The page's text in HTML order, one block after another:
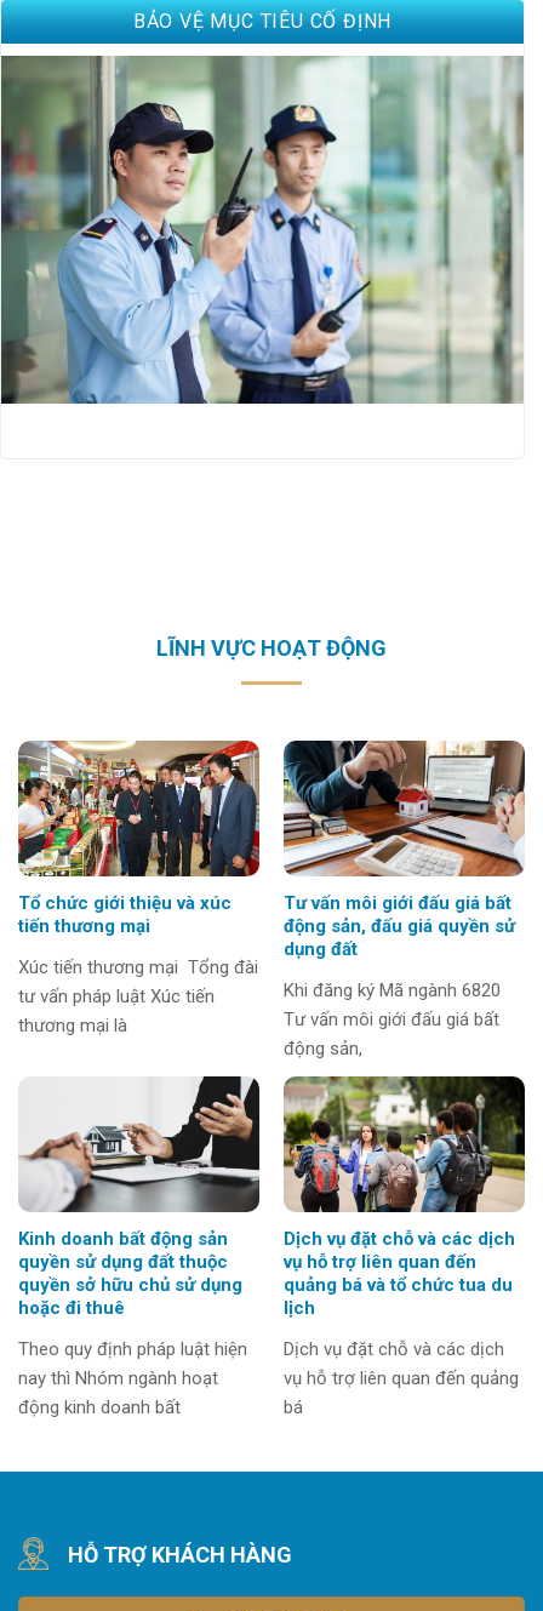
BẢO VỆ MỤC TIÊU CỐ ĐỊNH
LĨNH VỰC HOẠT ĐỘNG
Tổ chức giới thiệu và xúc
tiến thương mại
Xúc tiến thương mại Tổng đài
tư vấn pháp luật Xúc tiến
thương mại là
Tư vấn môi giới đấu giá bất
động sản, đấu giá quyền sử
dụng đất
Khi đăng ký Mã ngành 6820
Tư vấn môi giới đấu giá bất
động sản,
Kinh doanh bất động sản
quyền sử dụng đất thuộc
quyền sở hữu chủ sử dụng
hoặc đi thuê
Theo quy định pháp luật hiện
nay thì Nhóm ngành hoạt
động kinh doanh bất
Dịch vụ đặt chỗ và các dịch
vụ hỗ trợ liên quan đến
quảng bá và tổ chức tua du
lịch
Dịch vụ đặt chỗ và các dịch
vụ hỗ trợ liên quan đến quảng
bá
HỖ TRỢ KHÁCH HÀNG